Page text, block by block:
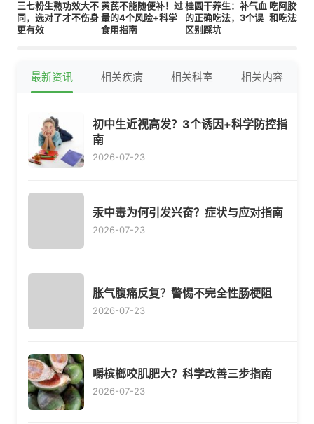
三七粉生熟功效大不
同，选对了才不伤身
更有效
黄芪不能随便补！过
量的4个风险+科学
食用指南
桂圆干养生：补气血
的正确吃法，3个误
区别踩坑
吃阿胶会
和吃法才
最新资讯 相关疾病 相关科室 相关内容
初中生近视高发？3个诱因+科学防控指
南
2026-07-23
汞中毒为何引发兴奋？症状与应对指南
2026-07-23
胀气腹痛反复？警惕不完全性肠梗阻
2026-07-23
嚼槟榔咬肌肥大？科学改善三步指南
2026-07-23